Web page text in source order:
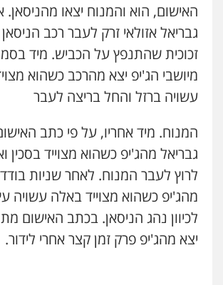
האישום, הוא והמנוח יצאו
גבריאל אזולאי זרק לעבר רכב
זכוכית שהתנפץ על הכביש. מיד
מיושבי הג'יפ יצא מהרכב כשהוא
עשויה ברזל והחל בריצה לעבר
המנוח. מיד אחריו, על פי כתב
גבריאל מהג'יפ כשהוא מצוייד בסכין
לרוץ לעבר המנוח. לאחר שניות
מהג'יפ כשהוא מצוייד באלה עשויה
לכיוון נהג הניסאן. בכתב האישום
יצא מהג'יפ פרק זמן קצר אחרי לידור.